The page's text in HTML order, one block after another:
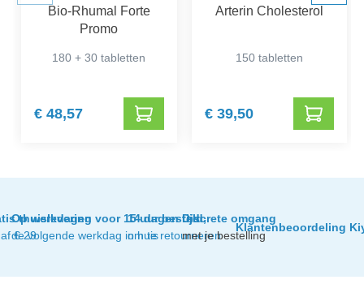
Bio-Rhumal Forte
Promo
180 + 30 tabletten
€ 48,57
Arterin Cholesterol
150 tabletten
€ 39,50
thuislevering
€ 29
Op werkdagen voor 15 uur besteld,
de volgende werkdag in huis
14 dagen tijd
om te retourneren
Discrete omgang
met je bestelling
Klantenbeoordeling